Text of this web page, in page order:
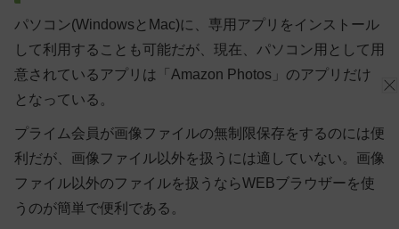
パソコン(WindowsとMac)に、専用アプリをインストール
して利用することも可能だが、現在、パソコン用として用
意されているアプリは「Amazon Photos」のアプリだけ
となっている。
プライム会員が画像ファイルの無制限保存をするのには便
利だが、画像ファイル以外を扱うには適していない。画像
ファイル以外のファイルを扱うならWEBブラウザーを使
うのが簡単で便利である。